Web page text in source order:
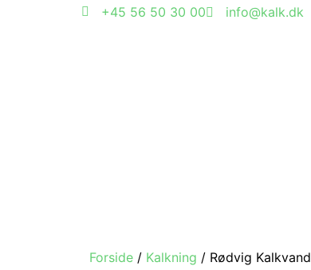
+45 56 50 30 00 info@kalk.dk
Forside / Kalkning / Rødvig Kalkvand